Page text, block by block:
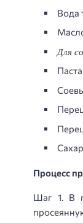
Вода
Для
Процесс
Шаг 1. В